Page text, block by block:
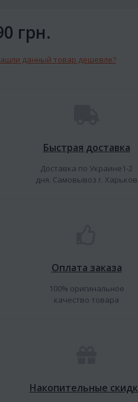
грн.
данный товар дешевле?
Быстрая доставка
Доставка по Украине1-2
дня. Самовывоз г. Харьков
Оплата заказа
100% оригинальное
качество товара
Накопительные